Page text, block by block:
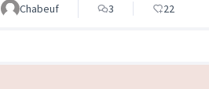
Chabeuf 3 22